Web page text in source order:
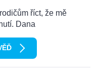
říct, že mě
Dana